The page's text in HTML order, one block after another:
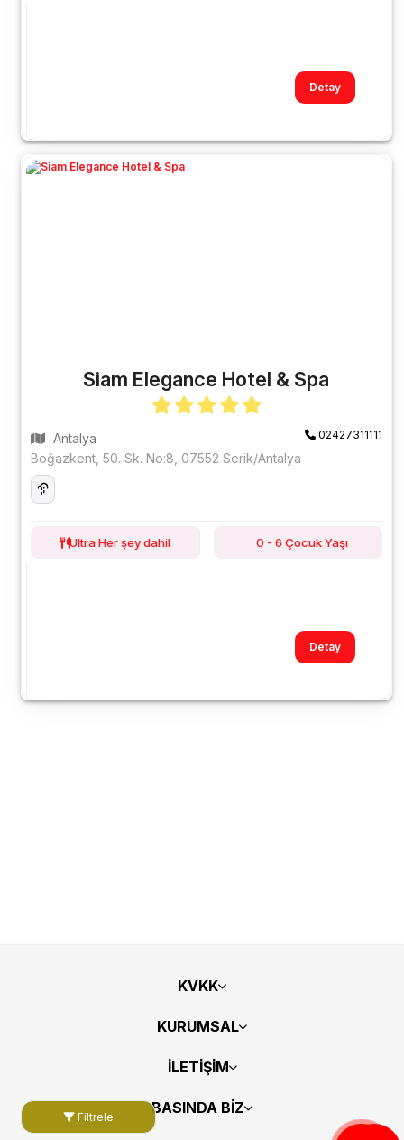
Filtrele
Detay
Siam Elegance Hotel & Spa
Antalya 02427311111
Boğazkent, 50. Sk. No:8, 07552 Serik/Antalya
Ultra Her şey dahil 0 - 6 Çocuk Yaşı
Detay
KVKK
KURUMSAL
İLETİŞİM
BASINDA BİZ